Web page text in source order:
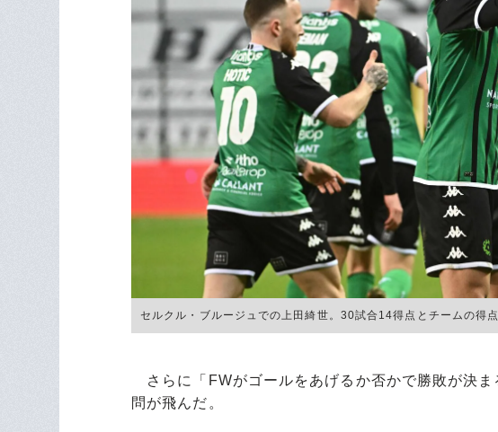
セルクル・ブルージュでの上田綺世。30試合14得点とチームの
さらに「FWがゴールをあげるか否かで勝敗が決
問が飛んだ。